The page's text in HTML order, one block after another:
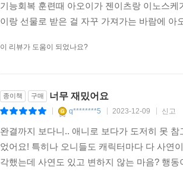
기능회복 훈련때 아오이가 젠이츠랑 이노스
이랑 선물로 받은 걸 자꾸 가져가는 바람에
이 리뷰가 도움이 되었나요?
종이책 구매 너무 재밌어요
q********5 2023-12-09 신고
완결까지 보다니.. 애니로 보다가 도저히 못
었어요! 특히나 오니들도 캐릭터마다 다 사연
각했는데 사연도 있고 변하지 않는 마음? 행